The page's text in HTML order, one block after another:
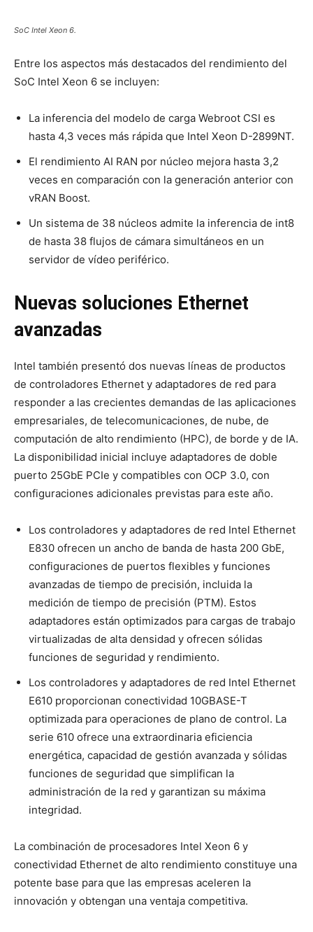
SoC Intel Xeon 6.
Entre los aspectos más destacados del rendimiento del
SoC Intel Xeon 6 se incluyen:
La inferencia del modelo de carga Webroot CSI es
hasta 4,3 veces más rápida que Intel Xeon D-2899NT.
El rendimiento AI RAN por núcleo mejora hasta 3,2
veces en comparación con la generación anterior con
vRAN Boost.
Un sistema de 38 núcleos admite la inferencia de int8
de hasta 38 flujos de cámara simultáneos en un
servidor de vídeo periférico.
Nuevas soluciones Ethernet
avanzadas
Intel también presentó dos nuevas líneas de productos
de controladores Ethernet y adaptadores de red para
responder a las crecientes demandas de las aplicaciones
empresariales, de telecomunicaciones, de nube, de
computación de alto rendimiento (HPC), de borde y de IA.
La disponibilidad inicial incluye adaptadores de doble
puerto 25GbE PCIe y compatibles con OCP 3.0, con
configuraciones adicionales previstas para este año.
Los controladores y adaptadores de red Intel Ethernet
E830 ofrecen un ancho de banda de hasta 200 GbE,
configuraciones de puertos flexibles y funciones
avanzadas de tiempo de precisión, incluida la
medición de tiempo de precisión (PTM). Estos
adaptadores están optimizados para cargas de trabajo
virtualizadas de alta densidad y ofrecen sólidas
funciones de seguridad y rendimiento.
Los controladores y adaptadores de red Intel Ethernet
E610 proporcionan conectividad 10GBASE-T
optimizada para operaciones de plano de control. La
serie 610 ofrece una extraordinaria eficiencia
energética, capacidad de gestión avanzada y sólidas
funciones de seguridad que simplifican la
administración de la red y garantizan su máxima
integridad.
La combinación de procesadores Intel Xeon 6 y
conectividad Ethernet de alto rendimiento constituye una
potente base para que las empresas aceleren la
innovación y obtengan una ventaja competitiva.